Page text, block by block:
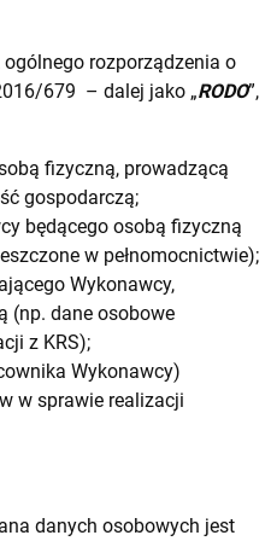
rozporządzenia o
679 – dalej jako „RODO”,
fizyczną, prowadzącą
gospodarczą;
będącego osobą fizyczną
w pełnomocnictwie);
Wykonawcy,
(np. dane osobowe
z KRS);
Wykonawcy)
w sprawie realizacji
danych osobowych jest